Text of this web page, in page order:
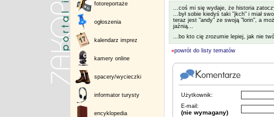
fotoreportaże
ogłoszenia
kalendarz imprez
kamery online
spacery/wycieczki
informator turysty
encyklopedia
...coś mi się wydaje, że historia
...był sobie kiedyś taki "jkch" i miał
teraz jest "andy" ze swoją "lorin", a
jaźnią...
...bo kto cię zrozumie lepiej, jak nie
«powrót do listy tematów
Użytkownik:
E-mail:
(nie wymagany)